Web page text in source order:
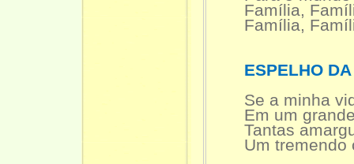
Família,
Família,
ESPELHO
Se a minha
Em um
Tantas
Um tremendo